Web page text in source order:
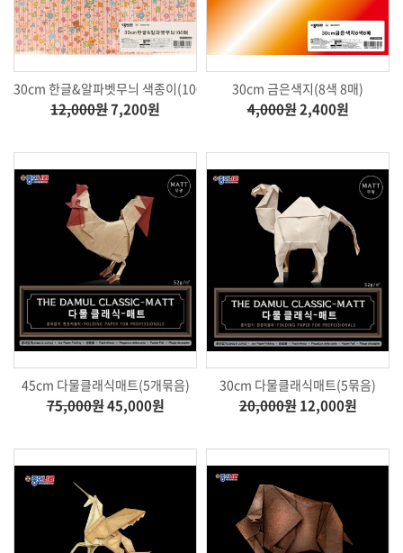
30cm 한글&알파벳무늬 색종이(100매)
12,000원7,200원
30cm 금은색지(8색 8매)
4,000원2,400원
45cm 다물클래식매트(5개묶음)
75,000원45,000원
30cm 다물클래식매트(5묶음)
20,000원12,000원